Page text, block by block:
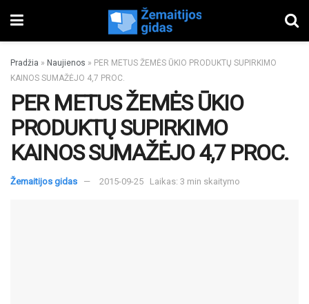
Pradžia » Naujienos » PER METUS ŽEMĖS ŪKIO PRODUKTŲ SUPIRKIMO
KAINOS SUMAŽĖJO 4,7 PROC.
PER METUS ŽEMĖS ŪKIO
PRODUKTŲ SUPIRKIMO
KAINOS SUMAŽĖJO 4,7 PROC.
Žemaitijos gidas 2015-09-25 Laikas: 3 min skaitymo